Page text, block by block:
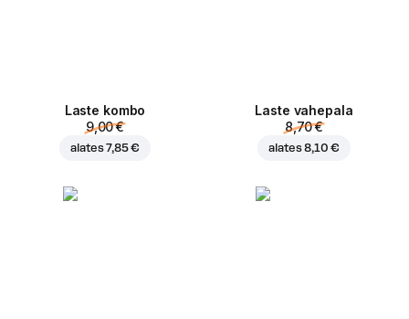
Laste kombo
9,00 €
alates7,85 €
Laste vahepala
8,70 €
alates8,10 €